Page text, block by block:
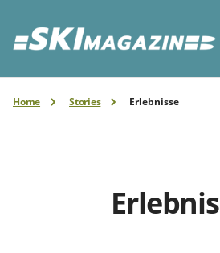
Home Stories Erlebnisse